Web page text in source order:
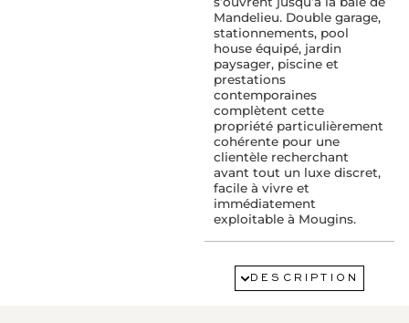
Mandelieu. Double garage,
stationnements, pool
house équipé, jardin
paysager, piscine et
prestations
contemporaines
complètent cette
propriété particulièrement
cohérente pour une
clientèle recherchant
avant tout un luxe discret,
facile à vivre et
immédiatement
exploitable à Mougins.
SERVICES :
Air conditionné
AlarmeDESCRIPTION